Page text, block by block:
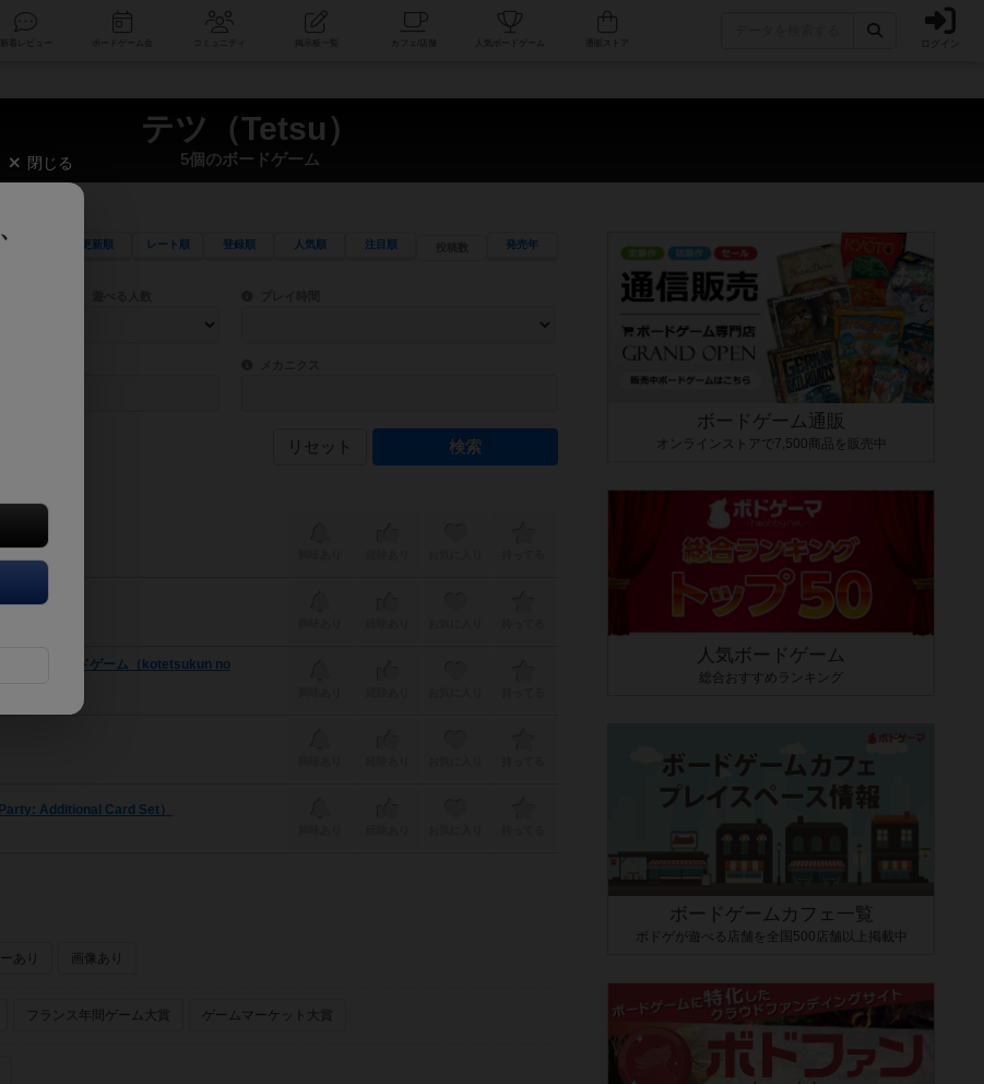
コミュニティ 人気ボードゲーム ログイン
テツ（Tetsu）
5個のボードゲーム
更新順 レート順 登録順 人気順 注目順 発売年
ード検索ができます。
索できます。 目安となる所要時間を指定することができます。マニュアルを読む時間や参加者へのルール説明時間は含まれていないため、初めて
物などモチーフ・ストーリーを指定することができます。直感的にゲームシステムを理解できるよう、中世ファンタジー・クッキング・海賊同士の対決など、ゲームコンセプトを絞
ー ゲーム性を構成するコアシステムです。主にボードゲームに慣れている方向けの絞込機能です。例えば「ダイスロール」はランダ
リセット
game）
面探査ボードゲーム（kotetsukun no
Additional Card Set）
あり 画像あり
フランス年間ゲーム大賞 ゲームマーケット大賞
ボードゲーム通販
オンラインストアで7,500商品を販売中
人気ボードゲーム
総合おすすめランキング
ボードゲームカフェ一覧
ボドゲが遊べる店舗を全国500店舗以上掲載中
閉じる